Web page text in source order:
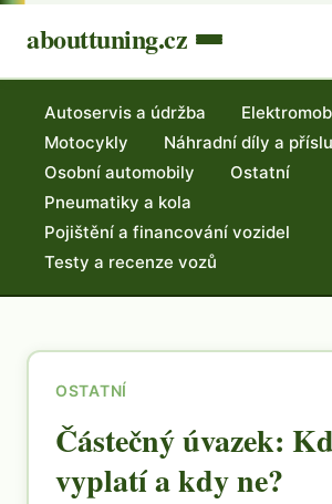
abouttuning.cz
Autoservis a údržba
Motocykly
Náhradní díly a
Osobní automobily
Ostatní
Pneumatiky a kola
Pojištění a financování vozidel
Testy a recenze vozů
OSTATNÍ
Částečný úvazek:
vyplatí a kdy ne?